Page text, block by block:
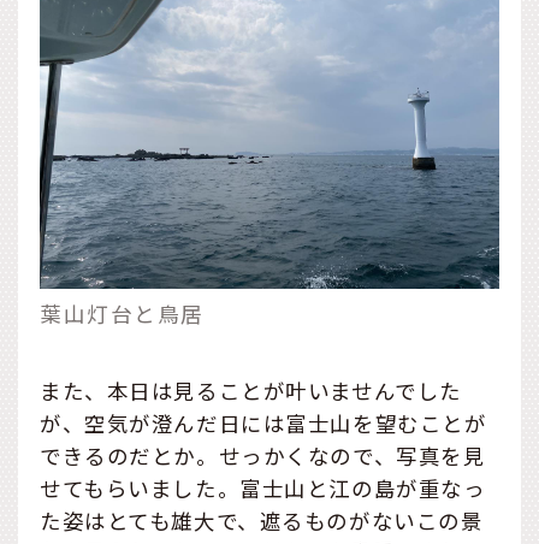
葉山灯台と鳥居
また、本日は見ることが叶いませんでした
が、空気が澄んだ日には富士山を望むことが
できるのだとか。せっかくなので、写真を見
せてもらいました。富士山と江の島が重なっ
た姿はとても雄大で、遮るものがないこの景